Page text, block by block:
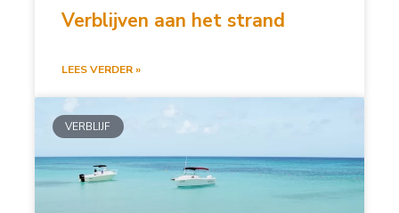
Verblijven aan het strand
LEES VERDER »
VERBLIJF